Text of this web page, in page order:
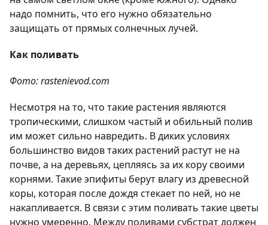
надо помнить, что его нужно обязательно
защищать от прямых солнечных лучей.
Как поливать
Фото: rastenievod.com
Несмотря на то, что такие растения являются
тропическими, слишком частый и обильный полив
им может сильно навредить. В диких условиях
большинство видов таких растений растут не на
почве, а на деревьях, цепляясь за их кору своими
корнями. Такие эпифиты берут влагу из древесной
коры, которая после дождя стекает по ней, но не
накапливается. В связи с этим поливать такие цветы
нужно умеренно. Между поливами субстрат должен